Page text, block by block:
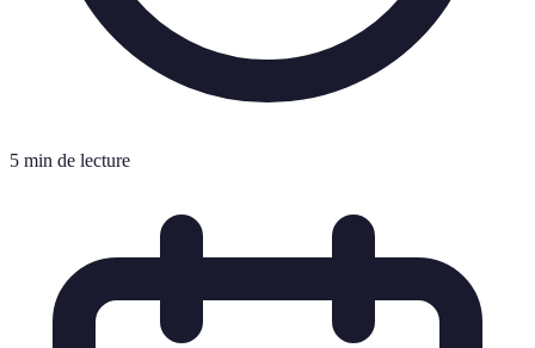
5 min de lecture